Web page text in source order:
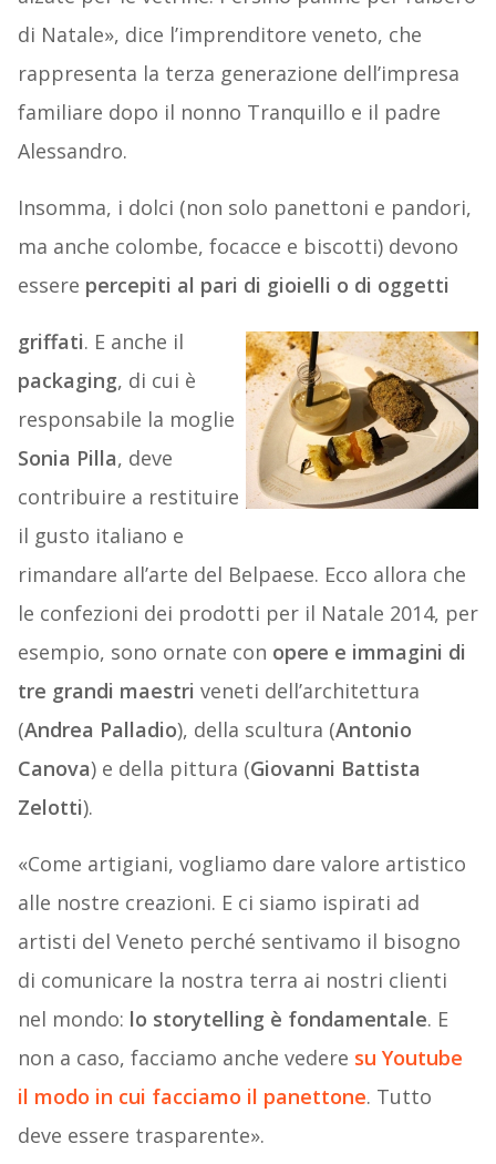
di Natale», dice l’imprenditore veneto, che
rappresenta la terza generazione dell’impresa
familiare dopo il nonno Tranquillo e il padre
Alessandro.
Insomma, i dolci (non solo panettoni e pandori,
ma anche colombe, focacce e biscotti) devono
essere percepiti al pari di gioielli o di oggetti
griffati. E anche il
packaging, di cui è
responsabile la moglie
Sonia Pilla, deve
contribuire a restituire
il gusto italiano e
rimandare all’arte del Belpaese. Ecco allora che
le confezioni dei prodotti per il Natale 2014, per
esempio, sono ornate con opere e immagini di
tre grandi maestri veneti dell’architettura
(Andrea Palladio), della scultura (Antonio
Canova) e della pittura (Giovanni Battista
Zelotti).
«Come artigiani, vogliamo dare valore artistico
alle nostre creazioni. E ci siamo ispirati ad
artisti del Veneto perché sentivamo il bisogno
di comunicare la nostra terra ai nostri clienti
nel mondo: lo storytelling è fondamentale. E
non a caso, facciamo anche vedere su Youtube
il modo in cui facciamo il panettone. Tutto
deve essere trasparente».